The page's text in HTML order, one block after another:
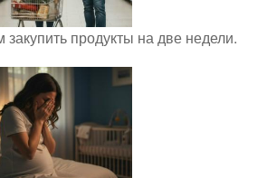
продукты на две недели.